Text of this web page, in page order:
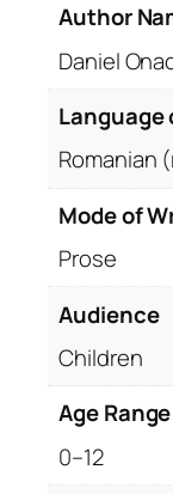
Author
Daniel
Language
Romanian
Mode of
Prose
Audience
Children
Age Range
0–12